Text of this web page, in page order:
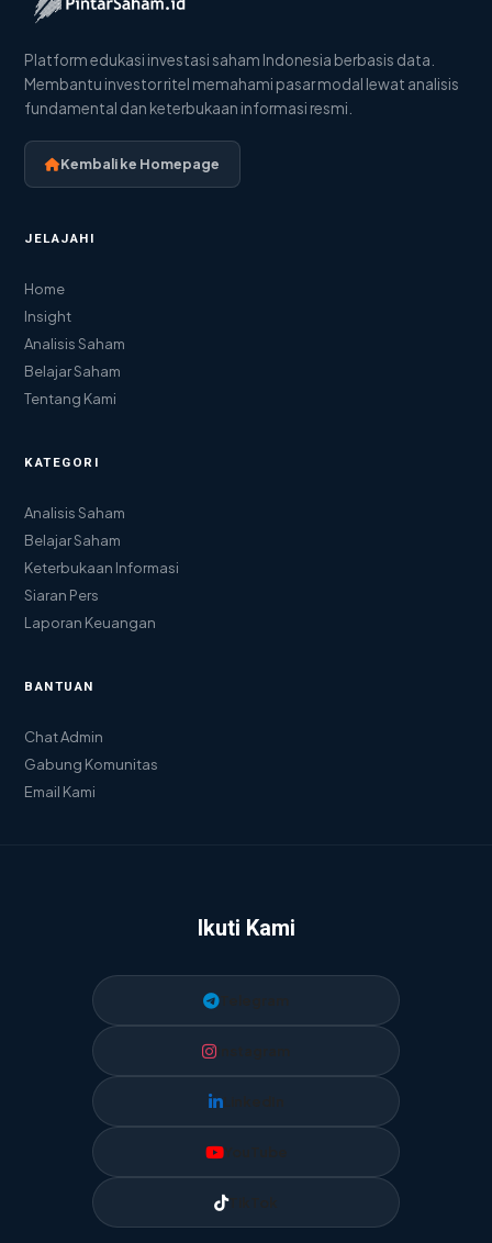
Platform edukasi investasi saham Indonesia berbasis data.
Membantu investor ritel memahami pasar modal lewat analisis
fundamental dan keterbukaan informasi resmi.
Kembali ke Homepage
JELAJAHI
Home
Insight
Analisis Saham
Belajar Saham
Tentang Kami
KATEGORI
Analisis Saham
Belajar Saham
Keterbukaan Informasi
Siaran Pers
Laporan Keuangan
BANTUAN
Chat Admin
Gabung Komunitas
Email Kami
Ikuti Kami
LinkedIn
YouTube
TikTok